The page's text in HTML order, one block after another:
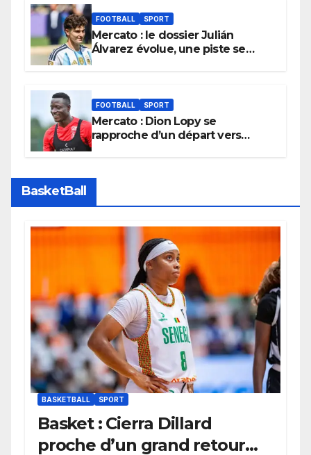
FOOTBALL SPORT
Mercato : le dossier Julián
Álvarez évolue, une piste se
FOOTBALL SPORT
Mercato : Dion Lopy se
rapproche d’un départ vers
BasketBall
BASKETBALL SPORT
Basket : Cierra Dillard
proche d’un grand retour